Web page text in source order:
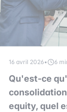
16 avril 2026• 6
Qu'est-ce
equity, quel